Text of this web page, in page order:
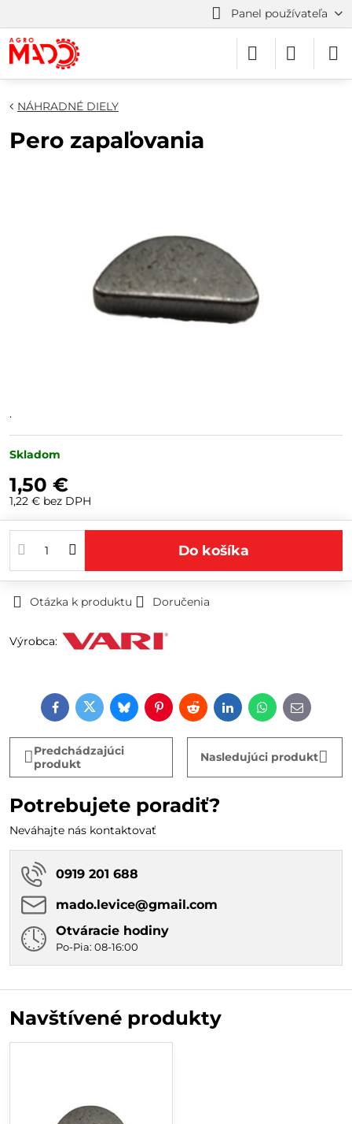
Panel používateľa
NÁHRADNÉ DIELY
Pero zapaľovania
.
Skladom
1,50 €
1,22 € bez DPH
Do košíka
Otázka k produktu Doručenia
Výrobca:
FacebookTwitterBlueskyPinterestRedditLinkedInWhatsApp
E-
mail
Predchádzajúci
produkt
Nasledujúci produkt
Potrebujete poradiť?
Neváhajte nás kontaktovať
0919 201 688
mado​.levice​@gmail​.com
Otváracie hodiny
Po-Pia: 08-16:00
Navštívené produkty